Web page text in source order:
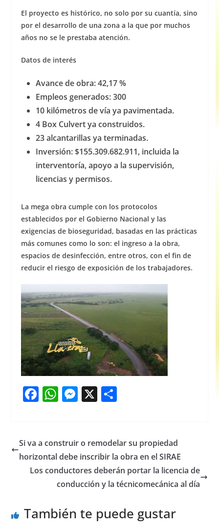
El proyecto es histórico, no solo por su cuantía, sino
por el desarrollo de una zona a la que por muchos
años no se le prestaba atención.
Datos de interés
Avance de obra: 42,17 %
Empleos generados: 300
10 kilómetros de vía ya pavimentada.
4 Box Culvert ya construidos.
23 alcantarillas ya terminadas.
Inversión: $155.309.682.911, incluida la
interventoría, apoyo a la supervisión,
licencias y permisos.
La mega obra cumple con los protocolos
establecidos por el Gobierno Nacional y las
exigencias de bioseguridad, basadas en las prácticas
más comunes como lo son: el ingreso a la obra,
espacios de desinfección, entre otros, con el fin de
reducir el riesgo de exposición de los trabajadores.
F
e
b
o
W
s
A
p
p
M
e
n
g
er
X S
e
Si va a construir o remodelar su propiedad
horizontal debe inscribir la obra en el SIRAE
Los conductores deberán portar la licencia de
conducción y la técnicomecánica al día
También te puede gustar